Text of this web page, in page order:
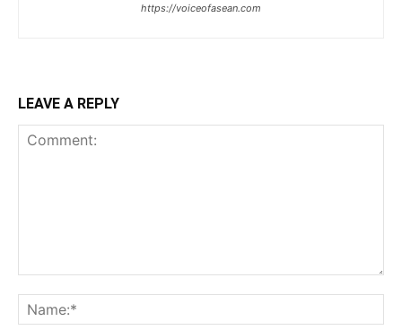
https://voiceofasean.com
LEAVE A REPLY